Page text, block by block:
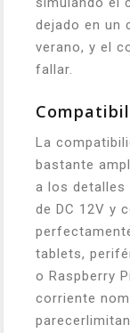
dejado en un
verano, y el
fallar.
La
bastante
a los detalles
de DC 12V y
tablets,
o Raspberry
corriente